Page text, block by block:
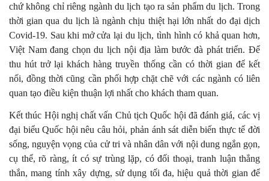
chứ không chỉ riêng ngành du lịch tạo ra sản phẩm du lịch. Trong
thời gian qua du lịch là ngành chịu thiệt hại lớn nhất do đại dịch
Covid-19. Sau khi mở cửa lại du lịch, tình hình có khả quan hơn,
Việt Nam đang chọn du lịch nội địa làm bước đà phát triển. Để
thu hút trở lại khách hàng truyền thống cần có thời gian để kết
nối, đồng thời cũng cần phối hợp chặt chẽ với các ngành có liên
quan tạo điều kiện thuận lợi nhất cho khách tham quan.
Kết thúc Hội nghị chất vấn Chủ tịch Quốc hội đã đánh giá, các vị
đại biểu Quốc hội nêu câu hỏi, phản ánh sát diễn biến thực tế đời
sống, nguyện vọng của cử tri và nhân dân với nội dung ngắn gọn,
cụ thể, rõ ràng, ít có sự trùng lặp, có đối thoại, tranh luận thẳng
thắn, mang tính xây dựng, sử dụng tối đa, hiệu quả thời gian để